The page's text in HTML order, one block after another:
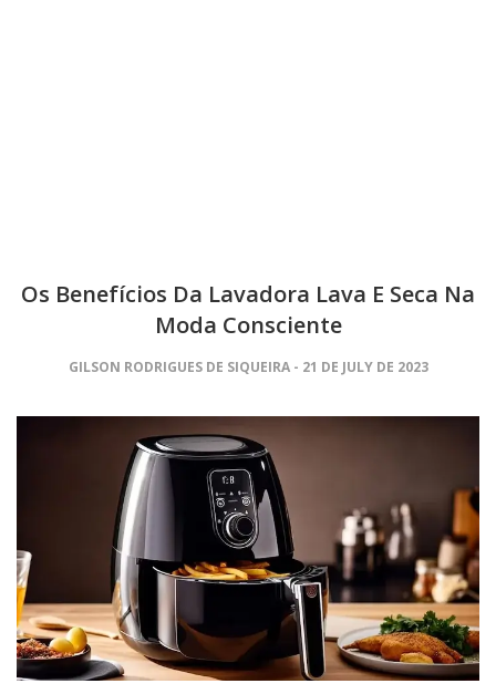
Os Benefícios Da Lavadora Lava E Seca Na
Moda Consciente
GILSON RODRIGUES DE SIQUEIRA 21 DE JULY DE 2023